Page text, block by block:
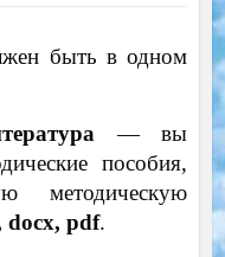
быть в одном
— вы
пособия,
методическую
docx, pdf.